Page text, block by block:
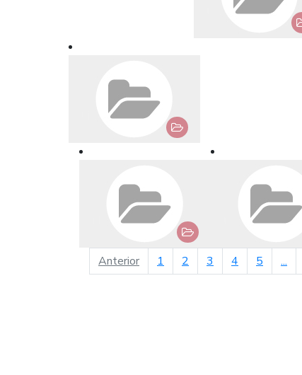
Anteriorpágina anterior
1 2 3 4 5 ...